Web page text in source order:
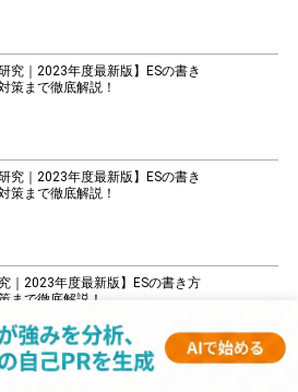
究｜2023年度最新版】ESの書き
策まで徹底解説！
究｜2023年度最新版】ESの書き
策まで徹底解説！
｜2023年度最新版】ESの書き方
まで徹底解説！